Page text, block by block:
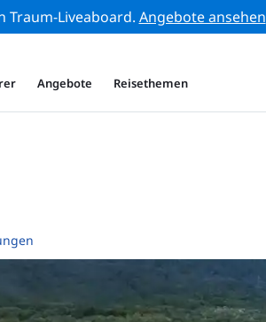
Traum-Liveaboard. Angebote ansehen
Angebote Reisethemen